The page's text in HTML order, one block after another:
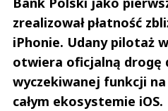
zrealizował płatność
iPhonie. Udany pilotaż
otwiera oficjalną drogę
wyczekiwanej funkcji
całym ekosystemie iOS.